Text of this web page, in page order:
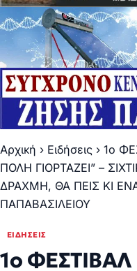
Αρχική › Ειδήσεις › 1o
ΠΟΛΗ ΓΙΟΡΤΑΖΕΙ” –
ΔΡΑΧΜΗ, ΘΑ ΠΕΙΣ ΚΙ
ΠΑΠΑΒΑΣΙΛΕΙΟΥ
ΕΙΔΉΣΕΙΣ
1o